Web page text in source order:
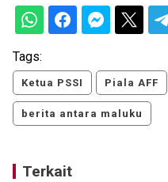
Tags:
Ketua PSSI Piala AFF
berita antara maluku
Terkait